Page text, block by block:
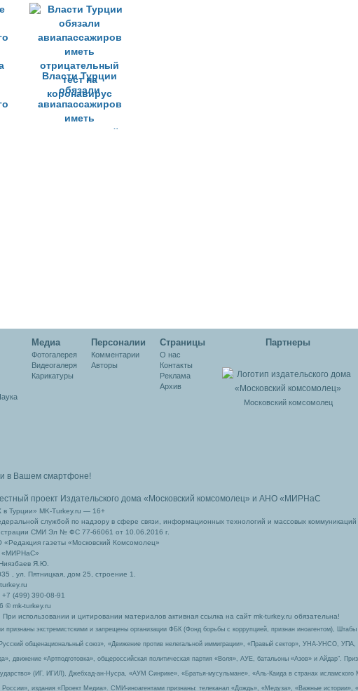
Власти Турции
обязали
авиапассажиров
иметь
отрицательный
Медиа
Фотогалерея
Видеогалеря
Карикатуры
Персоналии
Комментарии
Авторы
Cтраницы
О нас
Контакты
Реклама
Архив
Партнеры
Московский комсомолец
в Вашем смартфоне!
проект Издательского дома «Московский комсомолец» и АНО «МИРНаС
Турции» MK-Turkey.ru — 16+
службой по надзору в сфере связи, информационных технологий и массовых коммуникаций
СМИ Эл № ФС 77-66061 от 10.06.2016 г.
газеты «Московский Комсомолец»
«МИРНаС»
Я.Ю.
, ул. Пятницкая, дом 25, строение 1.
(499) 390-08-91
© mk-turkey.ru
использовании и цитировании материалов активная ссылка на сайт mk-turkey.ru обязательна!
признаны экстремистскими и запрещены организации ФБК (Фонд борьбы с коррупцией, признан иноагентом),
общенациональный союз», «Движение против нелегальной иммиграции», «Правый сектор», УНА-УНСО,
движение «Артподготовка», общероссийская политическая партия «Воля», АУЕ, батальоны «Азов» и Айдар″.
(ИГ, ИГИЛ), Джебхад-ан-Нусра, «АУМ Синрике», «Братья-мусульмане», «Аль-Каида в странах
России», издания «Проект Медиа». СМИ-иноагентами признаны: телеканал «Дождь», «Медуза», «Важные